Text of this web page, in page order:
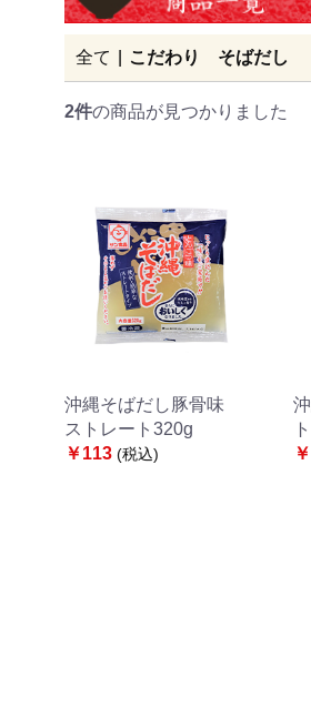
全て こだわり そばだし
2件の商品が見つかりました
沖縄そばだし豚骨味
ストレート320g
￥113 (税込)